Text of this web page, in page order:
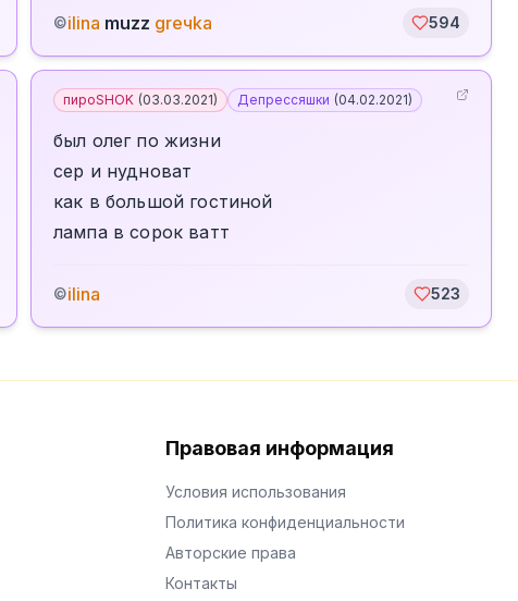
©ilina muzz greчka 594
пироSHOK (03.03.2021) Депрессяшки (04.02.2021)
был олег по жизни
сер и нудноват
как в большой гостиной
лампа в сорок ватт
©ilina 523
Правовая информация
Условия использования
Политика конфиденциальности
Авторские права
Контакты